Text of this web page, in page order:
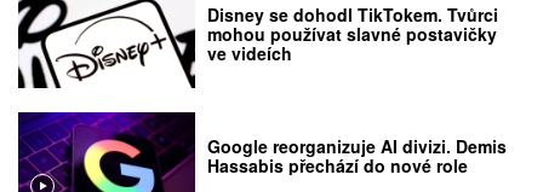
Disney se dohodl TikTokem. Tvůrci
mohou používat slavné postavičky
ve videích
Google reorganizuje AI divizi. Demis
Hassabis přechází do nové role